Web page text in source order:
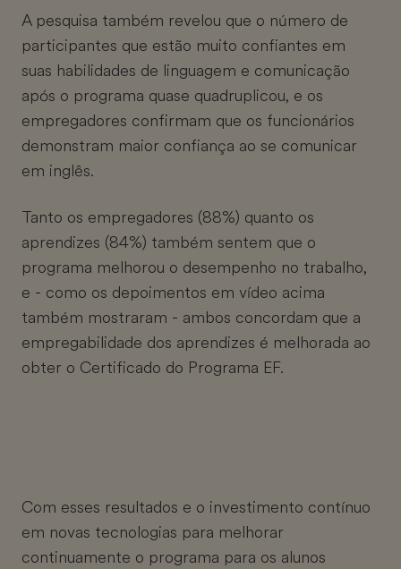
A pesquisa também revelou que o número de
participantes que estão muito confiantes em
suas habilidades de linguagem e comunicação
após o programa quase quadruplicou, e os
empregadores confirmam que os funcionários
demonstram maior confiança ao se comunicar
em inglês.
Tanto os empregadores (88%) quanto os
aprendizes (84%) também sentem que o
programa melhorou o desempenho no trabalho,
e - como os depoimentos em vídeo acima
também mostraram - ambos concordam que a
empregabilidade dos aprendizes é melhorada ao
obter o Certificado do Programa EF.
Com esses resultados e o investimento contínuo
em novas tecnologias para melhorar
continuamente o programa para os alunos